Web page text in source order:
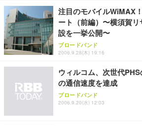
注目のモバイルWiMAX
ート（前編）〜横須賀
設を一挙公開〜
ブロードバンド
2006.9.28(木) 19:16
ウィルコム、次世代
の通信速度を達成
ブロードバンド
2006.9.20(水) 12:03